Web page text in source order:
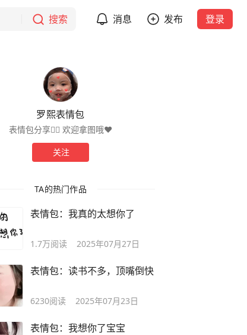
搜索 消息 发布 登录
罗熙表情包
表情包分享✍🏻 欢迎拿图哦❤️
关注
TA的热门作品
表情包：我真的太想你了
1.7万阅读 2025年07月27日
表情包：读书不多，顶嘴倒快
6230阅读 2025年07月23日
表情包：我想你了宝宝